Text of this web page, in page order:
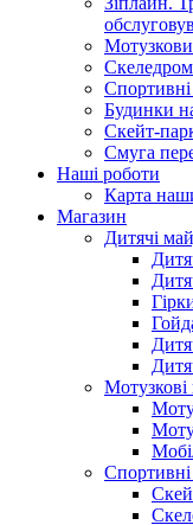
Будинки
Скейт-
Смуга
Наші роботи
Карта
Магазин
Дитячі
Мотузкові